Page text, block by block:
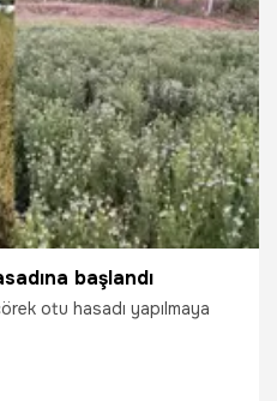
başlandı
otu hasadı yapılmaya